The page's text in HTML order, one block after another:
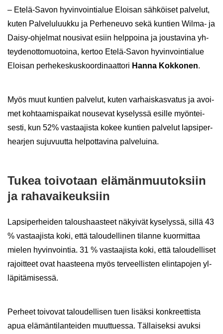
– Etelä-​Savon hy­vin­voin­tia­lue Eloi­san säh­köi­set pal­ve­lut,
kuten Pal­ve­lu­luuk­ku ja Per­he­neu­vo sekä kun­tien Wilma-​ ja
Daisy-​ohjelmat nousi­vat esiin help­poi­na ja jous­ta­vi­na yh­
tey­den­ot­to­muo­toi­na, ker­too Etelä-​Savon hy­vin­voin­tia­lue
Eloi­san per­he­kes­kus­koor­di­naat­to­ri Hanna Kok­ko­nen.
Myös muut kun­tien pal­ve­lut, kuten var­hais­kas­va­tus ja avoi­
met koh­taa­mis­pai­kat nouse­vat ky­se­lys­sä esil­le myön­tei­
ses­ti, kun 52% vas­taa­jis­ta kokee kun­tien pal­ve­lut lap­si­per­
hear­jen su­ju­vuut­ta hel­pot­ta­vi­na pal­ve­lui­na.
Tukea toi­vo­taan elä­män­muu­tok­siin
ja ra­ha­vai­keuk­siin
Lap­si­per­hei­den ta­lous­haas­teet nä­kyi­vät ky­se­lys­sä, sillä 43
% vas­taa­jis­ta koki, että ta­lou­del­li­nen ti­lan­ne kuor­mit­taa
mie­len hy­vin­voin­tia. 31 % vas­taa­jis­ta koki, että ta­lou­del­li­set
ra­joit­teet ovat haas­tee­na myös ter­veel­lis­ten elin­ta­po­jen yl­
lä­pi­tä­mi­ses­sä.
Per­heet toi­vo­vat ta­lou­del­li­sen tuen li­säk­si kon­kreet­tis­ta
apua elä­män­ti­lan­tei­den muut­tues­sa. Täl­lai­sek­si avuk­si